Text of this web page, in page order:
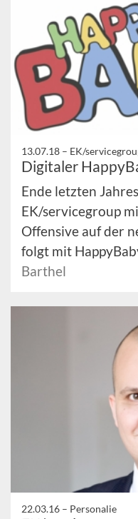
13.07.18 – EK/
Digitaler
Ende letzten
EK/servicegroup
Offensive auf der
folgt mit
Barthel
22.03.16 – Personalie